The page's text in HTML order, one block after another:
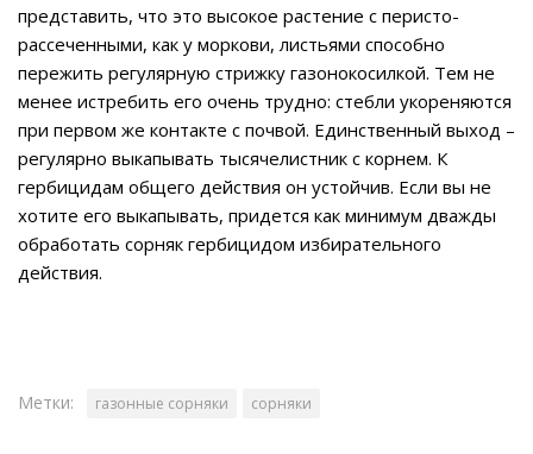
представить, что это высокое растение с перисто-
рассеченными, как у моркови, листьями способно
пережить регулярную стрижку газонокосилкой. Тем не
менее истребить его очень трудно: стебли укореняются
при первом же контакте с почвой. Единственный выход –
регулярно выкапывать тысячелистник с корнем. К
гербицидам общего действия он устойчив. Если вы не
хотите его выкапывать, придется как минимум дважды
обработать сорняк гербицидом избирательного
действия.
Метки: газонные сорняки сорняки